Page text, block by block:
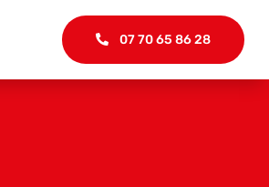
07 70 65 86 28